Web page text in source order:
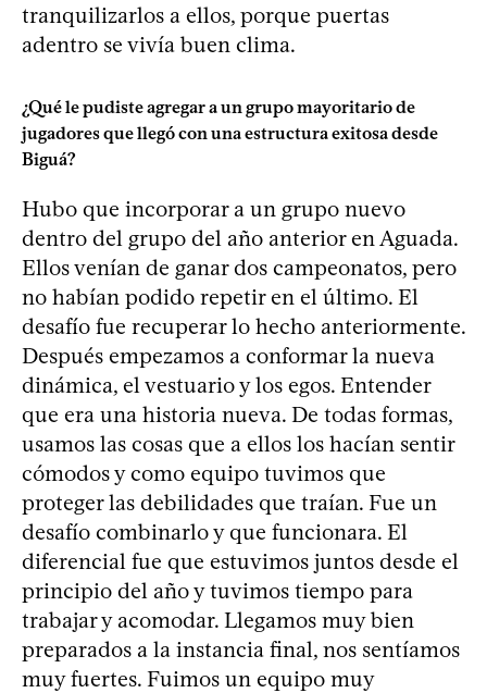
tranquilizarlos a ellos, porque puertas
adentro se vivía buen clima.
¿Qué le pudiste agregar a un grupo mayoritario de
jugadores que llegó con una estructura exitosa desde
Biguá?
Hubo que incorporar a un grupo nuevo
dentro del grupo del año anterior en Aguada.
Ellos venían de ganar dos campeonatos, pero
no habían podido repetir en el último. El
desafío fue recuperar lo hecho anteriormente.
Después empezamos a conformar la nueva
dinámica, el vestuario y los egos. Entender
que era una historia nueva. De todas formas,
usamos las cosas que a ellos los hacían sentir
cómodos y como equipo tuvimos que
proteger las debilidades que traían. Fue un
desafío combinarlo y que funcionara. El
diferencial fue que estuvimos juntos desde el
principio del año y tuvimos tiempo para
trabajar y acomodar. Llegamos muy bien
preparados a la instancia final, nos sentíamos
muy fuertes. Fuimos un equipo muy